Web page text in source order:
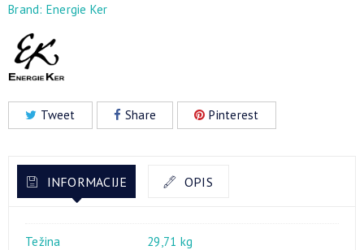
Brand: Energie Ker
Tweet Share Pinterest
INFORMACIJE OPIS
Težina 29,71 kg